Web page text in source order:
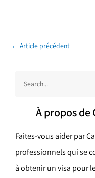
← Article précédent
e
c
h
À propos de
Faites-vous aider par
professionnels qui se
à obtenir un visa pour